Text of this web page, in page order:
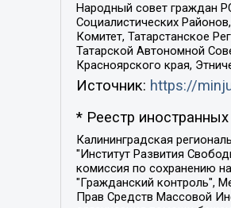
Народный совет граждан
Социалистических
Комитет, Татарстанское
Татарской Автономной
Красноярского края,
Источник: https://
* Реестр иностранных
Калининградская региональная общественная организация "Экозащита!-Женсовет", Фонд содействия защите прав и свобод граждан "Общественный вердикт", Фонд "Институт Развития Свободы Информации", Частное учреждение "Информационное агентство МЕМО. РУ", Региональная общественная организация "Общественная комиссия по сохранению наследия академика Сахарова", Фонд поддержки свободы прессы, Санкт-Петербургская общественная правозащитная организация "Гражданский контроль", Межрегиональная общественная организация "Информационно-просветительский центр "Мемориал", Региональный Фонд "Центр Защиты Прав Средств Массовой Информации", с 05.12.2023 Фонд "Центр Защиты Прав Средств массовой информации", Региональная общественная благотворительная организация помощи беженцам и мигрантам "Гражданское содействие", Негосударственное образовательное учреждение дополнительного профессионального образования (повышение квалификации) специалистов "АКАДЕМИЯ ПО ПРАВАМ ЧЕЛОВЕКА", Свердловская региональная общественная организация "Сутяжник", Автономная некоммерческая организация "Центр независимых социологических исследований", Союз общественных объединений "Российский исследовательский центр по правам человека", Региональное общественное учреждение научно-информационный центр "МЕМОРИАЛ", Некоммерческая организация "Фонд защиты гласности", Автономная некоммерческая организация "Институт прав человека", Городская общественная организация "Екатеринбургское общество "МЕМОРИАЛ", Городская общественная организация "Рязанское историко-просветительское и правозащитное общество "Мемориал" (Рязанский